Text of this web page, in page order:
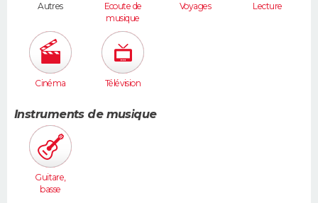
Autres
Ecoute de
musique
Voyages Lecture
Cinéma Télévision
Instruments de musique
Guitare,
basse